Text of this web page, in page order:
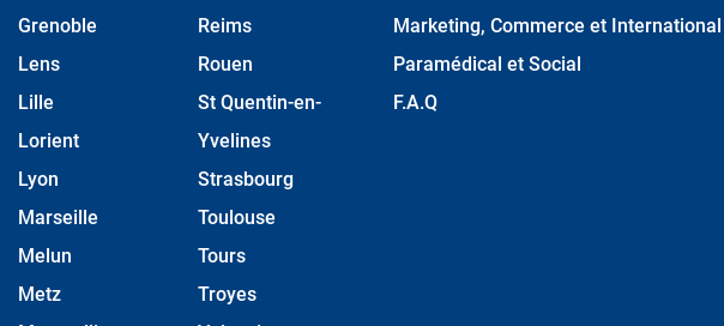
Grenoble
Lens
Lille
Lorient
Lyon
Marseille
Melun
Metz
Reims
Rouen
St Quentin-en-
Yvelines
Strasbourg
Toulouse
Tours
Troyes
Marketing, Commerce et International
Paramédical et Social
F.A.Q